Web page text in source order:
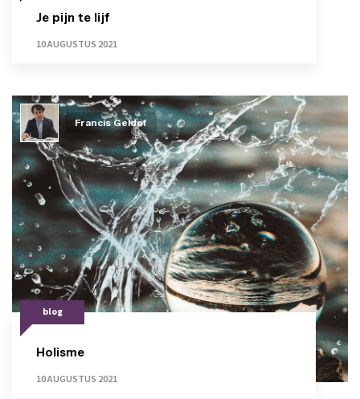
Je pijn te lijf
10 AUGUSTUS 2021
blog
Holisme
10 AUGUSTUS 2021
Francis Geldof